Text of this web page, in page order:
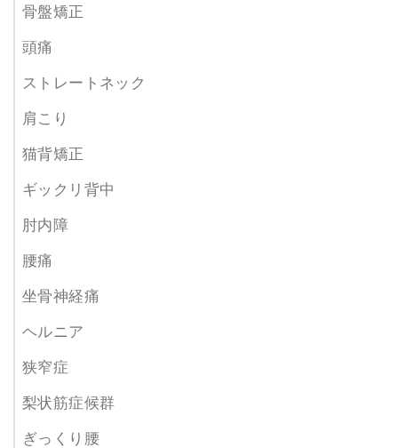
骨盤矯正
頭痛
ストレートネック
肩こり
猫背矯正
ギックリ背中
肘内障
腰痛
坐骨神経痛
ヘルニア
狭窄症
梨状筋症候群
ぎっくり腰